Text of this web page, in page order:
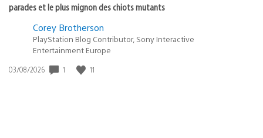
parades et le plus mignon des chiots mutants
Corey Brotherson
PlayStation Blog Contributor, Sony Interactive
Entertainment Europe
Date
03/08/2026 1 11